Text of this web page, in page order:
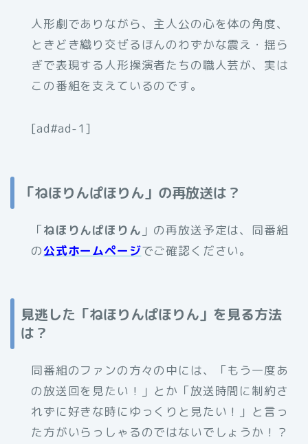
人形劇でありながら、主人公の心を体の角度、
ときどき織り交ぜるほんのわずかな震え・揺ら
ぎで表現する人形操演者たちの職人芸が、実は
この番組を支えているのです。
[ad#ad-1]
「ねほりんぱほりん」の再放送は？
「ねほりんぱほりん 」の再放送予定は、同番組
の公式ホームページでご確認ください。
見逃した「ねほりんぱほりん」を見る方法
は？
同番組のファンの方々の中には、「もう一度あ
の放送回を見たい！」とか「放送時間に制約さ
れずに好きな時にゆっくりと見たい！」と言っ
た方がいらっしゃるのではないでしょうか！？